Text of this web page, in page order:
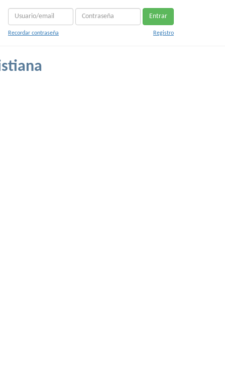
Entrar
Recordar contraseña Registro